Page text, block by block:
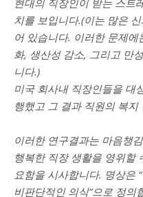
치를 보입니다.(이는 많은
어 있습니다. 이러한 문제
화, 생산성 감소, 그리고 만
니다.)
미국 회사내 직장인들을 대
행했고 그 결과 직원의 복
이러한 연구결과는 마음챙
행복한 직장 생활을 영위할
요함을 시사합니다. 명상은
비판단적인 의식”으로 정